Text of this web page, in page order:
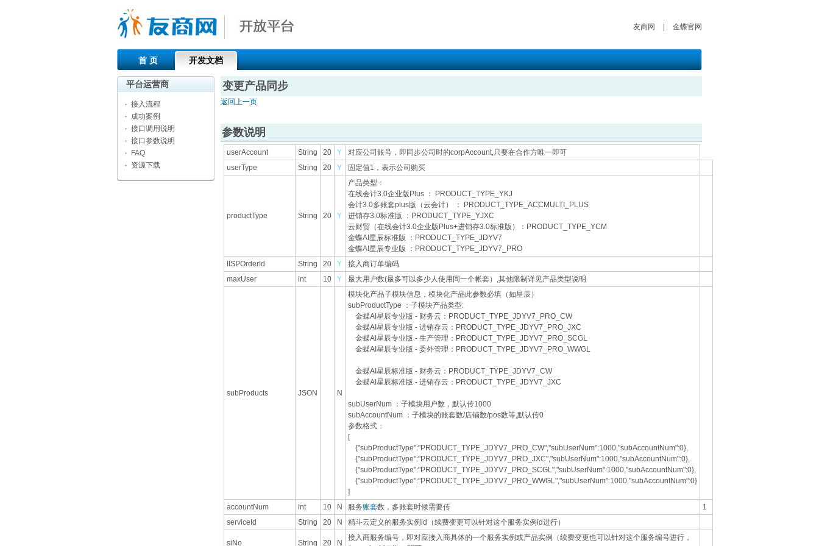
友商网 金蝶官网
首 页 开发文档
变更产品同步
返回上一页
参数说明
userAccount String 20 Y
对应公司账号，即同步公司时的corpAccount,只要在合作方唯一即可
userType
String 20 Y 固定值1，表示公司购买
productType String 20 Y
产品类型：
在线会计3.0企业版Plus ： PRODUCT_TYPE_YKJ
会计3.0多账套plus版（云会计） ： PRODUCT_TYPE_ACCMULTI_PLUS
进销存3.0标准版 ：PRODUCT_TYPE_YJXC
云财贸（在线会计3.0企业版Plus+进销存3.0标准版）：PRODUCT_TYPE_YCM
金蝶AI星辰标准版 ：PRODUCT_TYPE_JDYV7
金蝶AI星辰专业版 ：PRODUCT_TYPE_JDYV7_PRO
IISPOrderId
String 20 Y
接入商订单编码
maxUser
int 10 Y 最大用户数(最多可以多少人使用同一个帐套）,其他限制详见产品类型说明
subProducts JSON N
模块化产品子模块信息，模块化产品此参数必填（如星辰）
subProductType ：子模块产品类型:
金蝶AI星辰专业版 - 财务云：PRODUCT_TYPE_JDYV7_PRO_CW
金蝶AI星辰专业版 - 进销存云：PRODUCT_TYPE_JDYV7_PRO_JXC
金蝶AI星辰专业版 - 生产管理：PRODUCT_TYPE_JDYV7_PRO_SCGL
金蝶AI星辰专业版 - 委外管理：PRODUCT_TYPE_JDYV7_PRO_WWGL
金蝶AI星辰标准版 - 财务云：PRODUCT_TYPE_JDYV7_CW
金蝶AI星辰标准版 - 进销存云：PRODUCT_TYPE_JDYV7_JXC
subUserNum ：子模块用户数，默认传1000
subAccountNum ：子模块的账套数/店铺数/pos数等,默认传0
参数格式：
[
{"subProductType":"PRODUCT_TYPE_JDYV7_PRO_CW","subUserNum":1000,"subAccountNum":0},
{"subProductType":"PRODUCT_TYPE_JDYV7_PRO_JXC","subUserNum":1000,"subAccountNum":0},
{"subProductType":"PRODUCT_TYPE_JDYV7_PRO_SCGL","subUserNum":1000,"subAccountNum":0},
{"subProductType":"PRODUCT_TYPE_JDYV7_PRO_WWGL","subUserNum":1000,"subAccountNum":0}
]
accountNum
int 10 N 服务账套数，多账套时候需要传
1
serviceId
String 20 N 精斗云定义的服务实例id（续费变更可以针对这个服务实例id进行）
siNo String 20 N
接入商服务编号，即对应接入商具体的一个服务实例或产品实例（续费变更也可以针对这个服务编号进行，
平台运营商
接入流程
成功案例
接口调用说明
接口参数说明
FAQ
资源下载